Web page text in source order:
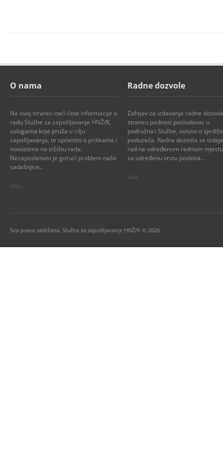
O nama
Na ovoj stranici naći ćete informacije o
radu Službe za zapošljavanje HNŽ/K,
uslugama koje pruža u cilju
zapošljavanja, te općenito o prilikama i
novostima na tržištu rada.
Nezaposlenost je gorući problem naše
sadašnjice..
više..
Radne dozvole
Zahtjev za izdavanje radne
strancu podnosi poslodavac u
podružnici Službe, ovisno o
poduzeća. Radna dozvola se
rad na određenom radnom
za određenu vrstu poslova...
više..
Sva prava zadržana. Služba za zapošljavanje HNŽ/K © 2026